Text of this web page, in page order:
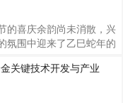
的喜庆余韵尚未消散，兴
氛围中迎来了乙巳蛇年的
式感开启了2025年的新征
场，鞭炮整齐环绕排列，
了新一年奋斗的序幕。随
关键技术开发与产业